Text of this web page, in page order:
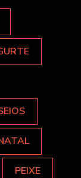
PEIXE